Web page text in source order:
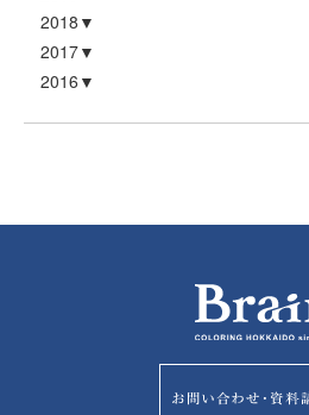
2018
2017
2016